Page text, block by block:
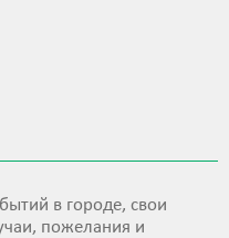
в городе, свои
пожелания и